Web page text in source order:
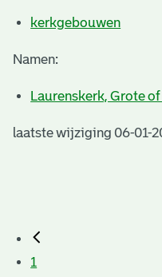
kerkgebouwen
Namen:
Laurenskerk, Grote
laatste wijziging 06-01-
1